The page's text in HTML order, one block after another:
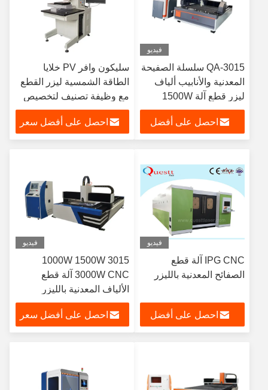
فيديو
QA-3015 سلسلة الصفيحة
المعدنية والأنابيب ألياف
ليزر قطع آلة 1500W
3000W
احصل على أفضل
سليكون وافر PV خلايا
الطاقة الشمسية ليزر القطع
مع وظيفة تصنيف لتخصيص
احصل على أفضل سعر
فيديو
IPG CNC آلة قطع
الصفائح المعدنية بالليزر
احصل على أفضل
فيديو
3015 1000W 1500W
3000W CNC آلة قطع
الألياف المعدنية بالليزر
للفولاذ المقاوم للصدأ
احصل على أفضل سعر